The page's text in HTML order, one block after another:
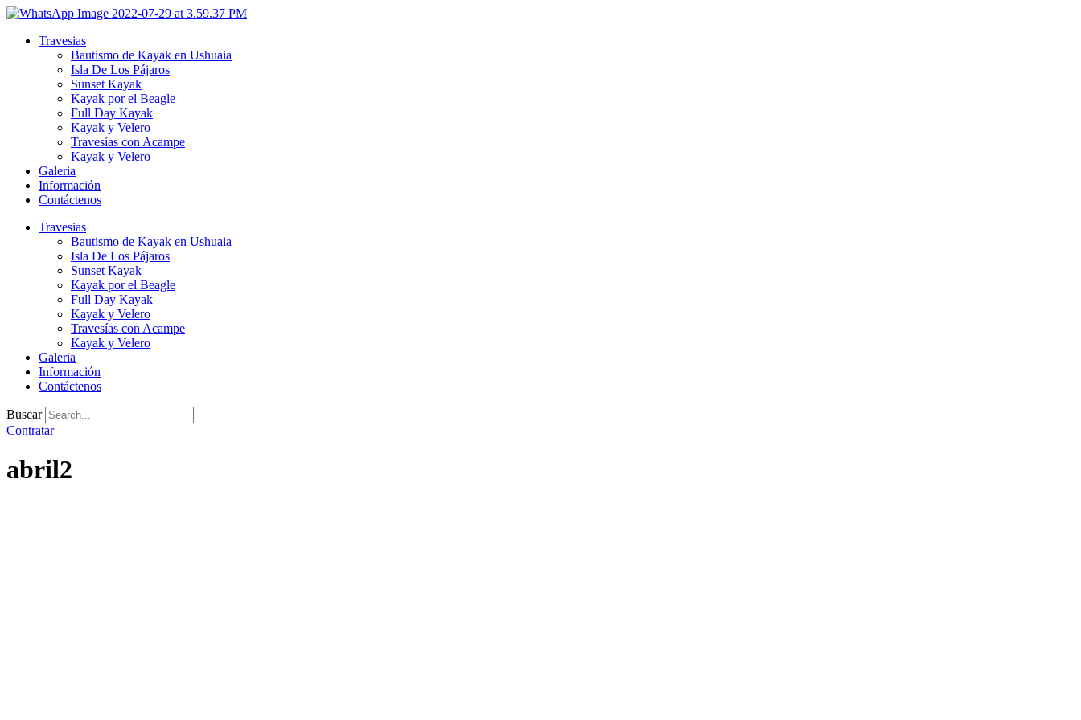
Ir
contenidoTravesias
Bautismo de Kayak en Ushuaia
Isla De Los Pájaros
Sunset Kayak
Kayak por el Beagle
Full Day Kayak
Kayak y Velero
Travesías con Acampe
Kayak y Velero
Galeria
Información
Contáctenos
Travesias
Bautismo de Kayak en Ushuaia
Isla De Los Pájaros
Sunset Kayak
Kayak por el Beagle
Full Day Kayak
Kayak y Velero
Travesías con Acampe
Kayak y Velero
Galeria
Información
Contáctenos
Buscar
Contratar
abril2